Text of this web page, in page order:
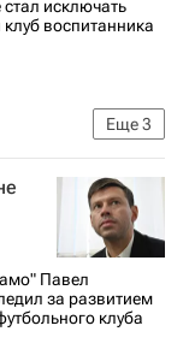
исключать
воспитанника
Еще3
Павел
за развитием
клуба